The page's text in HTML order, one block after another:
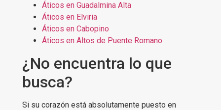
Áticos en Guadalmina Alta
Áticos en Elviria
Áticos en Cabopino
Áticos en Altos de Puente Romano
¿No encuentra lo que
busca?
Si su corazón está absolutamente puesto en